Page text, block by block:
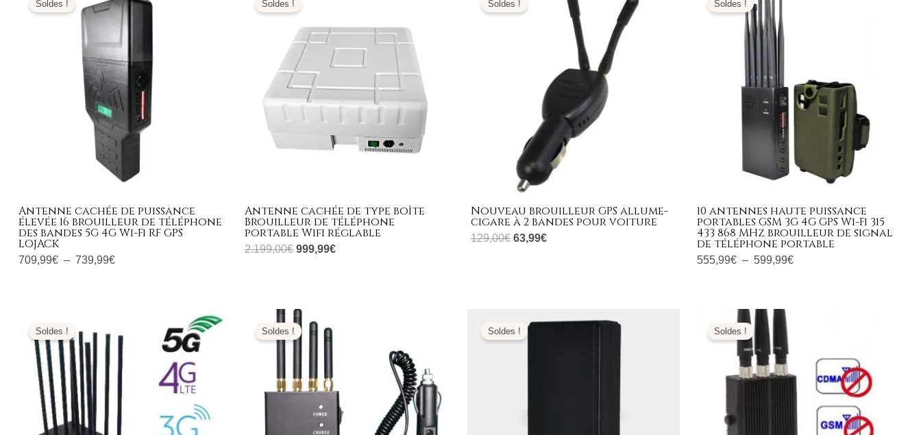
Soldes !
Antenne cachée de puissance
élevée 16 brouilleur de téléphone
des bandes 5G 4G Wi-Fi RF GPS
LOJACK
709,99€ – 739,99€
prix :
709,99€
739,99€
Soldes !
Antenne cachée de type boîte
Brouilleur de téléphone
portable Wifi réglable
2.199,00€
initial
2.199,00€.
999,99€
999,99€.
Soldes !
Nouveau brouilleur GPS allume-
cigare à 2 bandes pour voiture
129,00€
initial
63,99€
actuel
63,99€.
Soldes !
10 antennes haute puissance
portables GSM 3G 4G GPS Wi-Fi 315
433 868 MHz brouilleur de signal
de téléphone portable
555,99€ – 599,99€
Soldes ! initial
était :
1.299,00€.
actuel
est :
Soldes !
Le
prix
initial
était :
prix
actuel
est :
Soldes !
prix
initial
prix
Soldes !
Le
prix
initial
était :
139,00€.
Le
prix
actuel
est :
63,99€.